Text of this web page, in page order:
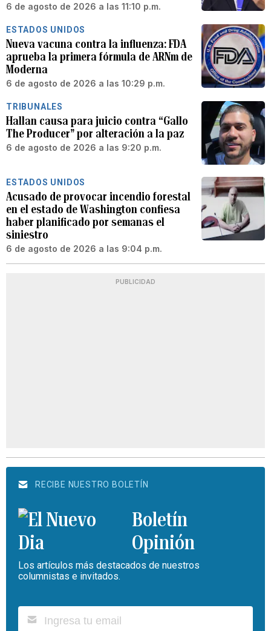
6 de agosto de 2026 a las 11:10 p.m.
ESTADOS UNIDOS
Nueva vacuna contra la influenza: FDA
aprueba la primera fórmula de ARNm de
Moderna
6 de agosto de 2026 a las 10:29 p.m.
TRIBUNALES
Hallan causa para juicio contra “Gallo
The Producer” por alteración a la paz
6 de agosto de 2026 a las 9:20 p.m.
ESTADOS UNIDOS
Acusado de provocar incendio forestal
en el estado de Washington confiesa
haber planificado por semanas el
siniestro
6 de agosto de 2026 a las 9:04 p.m.
PUBLICIDAD
RECIBE NUESTRO BOLETÍN
Boletín
Opinión
Los artículos más destacados de nuestros
columnistas e invitados.